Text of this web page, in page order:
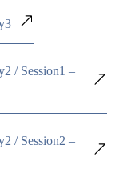
/ Session1 –
/ Session2 –